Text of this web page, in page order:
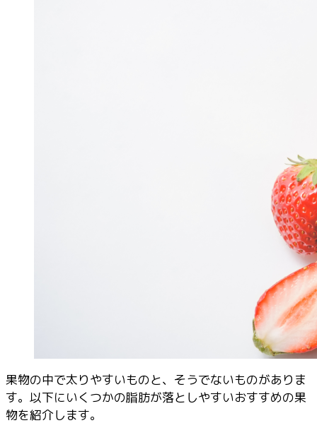
果物の中で太りやすいものと、そうでないものがありま
す。以下にいくつかの脂肪が落としやすいおすすめの果
物を紹介します。